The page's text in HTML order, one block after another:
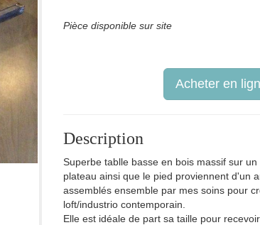
Pièce disponible sur site
Acheter en
Description
Superbe tablle basse en bois massif sur
plateau ainsi que le pied proviennent d'un
assemblés ensemble par mes soins pour
loft/industrio contemporain.
Elle est idéale de part sa taille pour